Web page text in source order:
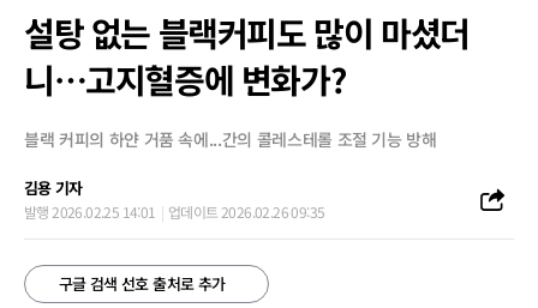
설탕 없는 블랙커피도 많이 마셨더
니…고지혈증에 변화가?
블랙 커피의 하얀 거품 속에...간의 콜레스테롤 조절 기능 방해
김용 기자
발행 2026.02.25 14:01 업데이트 2026.02.26 09:35
구글 검색 선호 출처로 추가